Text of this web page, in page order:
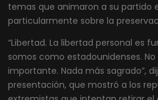
temas que animaron a su partido
particularmente sobre la
“Libertad. La libertad personal es
somos como estadounidenses.
importante. Nada más sagrado”,
presentación, que mostró a los